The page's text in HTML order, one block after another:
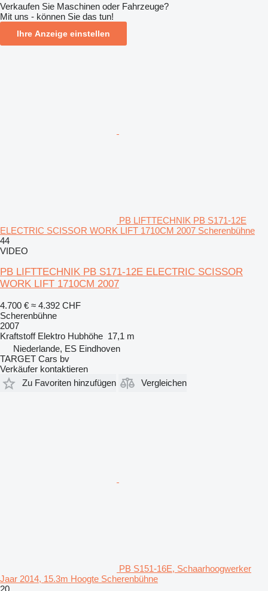
Verkaufen Sie Maschinen oder Fahrzeuge?
Mit uns - können Sie das tun!
Ihre Anzeige einstellen
PB LIFTTECHNIK PB S171-12E
ELECTRIC SCISSOR WORK LIFT 1710CM 2007 Scherenbühne
44
VIDEO
PB LIFTTECHNIK PB S171-12E ELECTRIC SCISSOR
WORK LIFT 1710CM 2007
4.700 € ≈ 4.392 CHF
Scherenbühne
2007
Kraftstoff Elektro Hubhöhe 17,1 m
Niederlande, ES Eindhoven
TARGET Cars bv
Verkäufer kontaktieren
Zu Favoriten hinzufügen
Vergleichen
PB S151-16E, Schaarhoogwerker
Jaar 2014, 15.3m Hoogte Scherenbühne
20